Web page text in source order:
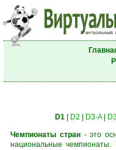
D1| D2 D3-A|
Чемпионаты стран- это
национальные